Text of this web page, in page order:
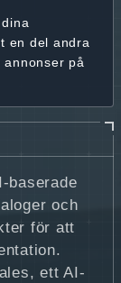
en del andra
på
baserade
och
för att
ett AI-